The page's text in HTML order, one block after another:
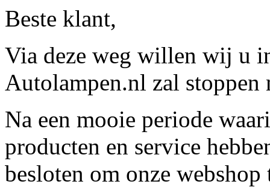
Beste klant,
Via deze weg willen wij u
Autolampen.nl zal stoppen
Na een mooie periode
producten en service
besloten om onze